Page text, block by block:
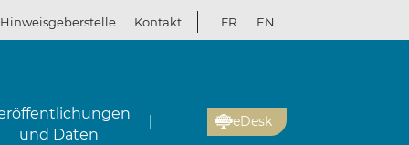
Hinweisgeberstelle Kontakt FR EN
und Daten
eDesk